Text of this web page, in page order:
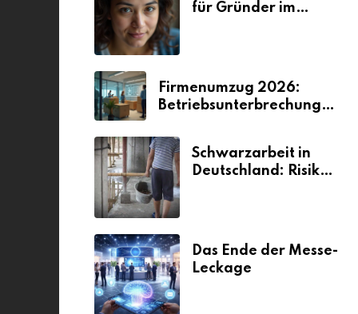
für Gründer im
Firmenumzug 2026:
Betriebsunterbrechungen
Schwarzarbeit in
Deutschland: Risiken
Das Ende der Messe-
Leckage